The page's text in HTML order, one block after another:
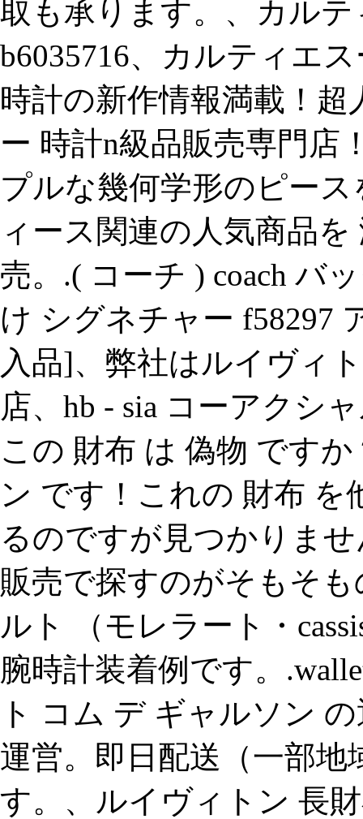
取も承ります。、カル
b6035716、カルティエ
時計の新作情報満載！
ー 時計n級品販売専門店
プルな幾何学形のピー
ィース関連の人気商品
売。.( コーチ ) coach バ
け シグネチャー f58297
入品]、弊社はルイヴィ
店、hb - sia コーアクシ
この 財布 は 偽物 です
ン です！これの 財布
るのですが見つかりま
販売で探すのがそもそ
ルト （モレラート・
腕時計装着例です。
ト コム デ ギャルソン
運営。即日配送（一部
す。、ルイヴィトン 長